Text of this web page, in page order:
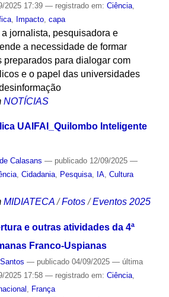
2025 17:39 — registrado em: Ciência,
, Impacto, capa
a jornalista, pesquisadora e
a necessidade de formar
preparados para dialogar com
e o papel das universidades
NOTÍCIAS
UAIFAI_Quilombo Inteligente
Calasans — publicado12/09/2025 —
, Cidadania, Pesquisa, IA, Cultura
MIDIATECA /Fotos /Eventos 2025
e outras atividades da 4ª
Franco-Uspianas
— publicado04/09/2025 — última
2025 17:58 — registrado em: Ciência,
, França